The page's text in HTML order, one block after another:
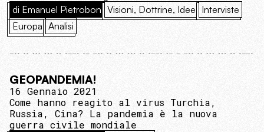
di Emanuel Pietrobon Visioni, Dottrine, Idee Interviste
Europa Analisi
GEOPANDEMIA!
16 Gennaio 2021
Come hanno reagito al virus Turchia,
Russia, Cina? La pandemia è la nuova
guerra civile mondiale